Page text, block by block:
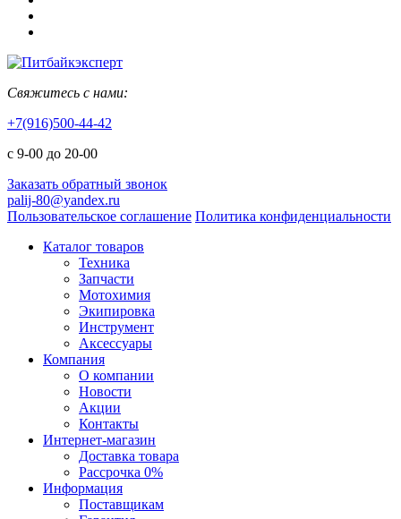
Свяжитесь с нами:
+7(916)500-44-42
с 9-00 до 20-00
Заказать обратный звонок
palij-80@yandex.ru
Пользовательское соглашение Политика конфиденциальности
Каталог товаров
Техника
Запчасти
Мотохимия
Экипировка
Инструмент
Аксессуары
Компания
О компании
Новости
Акции
Контакты
Интернет-магазин
Доставка товара
Рассрочка 0%
Информация
Поставщикам